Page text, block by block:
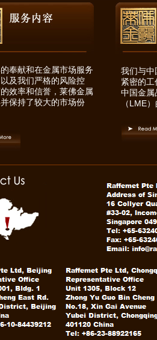
奉献和在金属市场服务
及我们严格的风险控
效率和信誉，莱佛金属
保持了较大的市场份
我们与中
紧密的
中国金属
（LME